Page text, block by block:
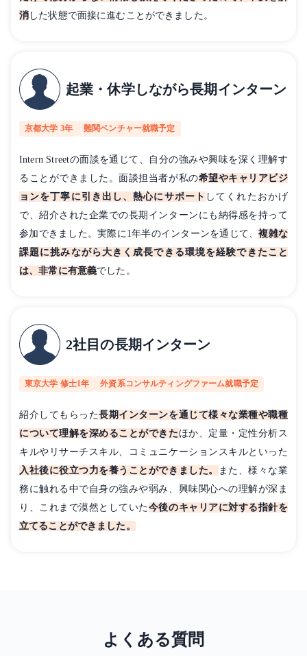
消 した状態で面接に進むことができました。
起業・休学しながら長期インターン
京都大学 3年 難関ベンチャー就職予定
Intern Streetの面談を通じて、自分の強みや興味を深く理解す
ることができました。面談担当者が私の希望やキャリアビジ
ョンを丁寧に引き出し、熱心にサポート してくれたおかげ
で、紹介された企業での長期インターンにも納得感を持って
参加できました。実際に1年半のインターンを通じて、複雑な
課題に挑みながら大きく成長できる環境を経験できたこと
は、非常に有意義でした。
2社目の長期インターン
東京大学 修士1年 外資系コンサルティングファーム就職予定
紹介してもらった長期インターンを通じて様々な業種や職種
について理解を深めることができたほか、定量・定性分析ス
キルやリサーチスキル、コミュニケーションスキルといった
入社後に役立つ力を養うことができました。
また、様々な業
務に触れる中で自身の強みや弱み、興味関心への理解が深ま
り、これまで漠然としていた今後のキャリアに対する指針を
立てることができました。
よくある質問